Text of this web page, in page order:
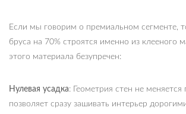
Если мы говорим о премиальном сегменте,
бруса на 70% строятся именно из клееного
этого материала безупречен:
Нулевая усадка: Геометрия стен не меняется
позволяет сразу зашивать интерьер